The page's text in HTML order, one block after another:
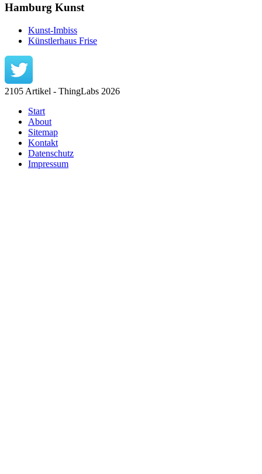
Hamburg Kunst
Kunst-Imbiss
Künstlerhaus Frise
2105 Artikel - ThingLabs 2026
Start
About
Sitemap
Kontakt
Datenschutz
Impressum